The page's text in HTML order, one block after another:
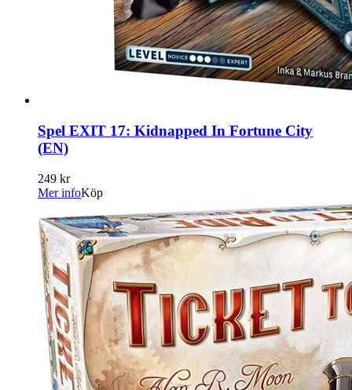
Spel EXIT 17: Kidnapped In Fortune City
(EN)
249 kr
Mer infoKöp